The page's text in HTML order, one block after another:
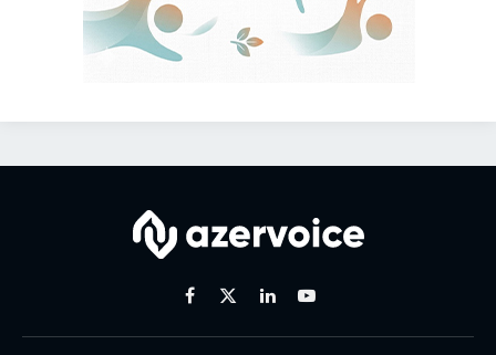
Facebook
X
LinkedinYoutube